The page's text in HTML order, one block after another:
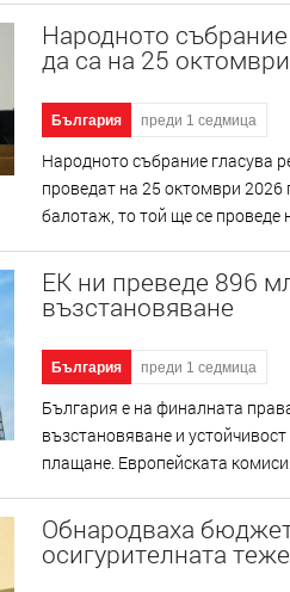
Народното
да са на 25 октомври
България преди 1 седмица
Народното събрание гласува
проведат на 25 октомври
балотаж, то той ще се проведе
ЕК ни преведе 896
възстановяване
България преди 1 седмица
България е на финалната
възстановяване и
плащане. Европейската
Обнародваха
осигурителната